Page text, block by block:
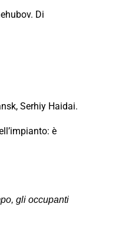
Di
Serhiy Haidai.
è
gli occupanti